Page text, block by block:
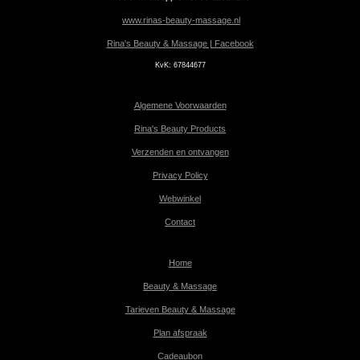
www.rinas-beauty-massage.nl
Rina's Beauty & Massage | Facebook
KvK: 67844677
Algemene Voorwaarden
Rina's Beauty Products
Verzenden en ontvangen
Privacy Policy
Webwinkel
Contact
Home
Beauty & Massage
Tarieven Beauty & Massage
Plan afspraak
Cadeaubon